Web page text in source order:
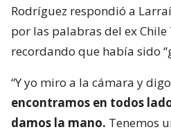
Rodríguez respondió a
por las palabras del ex
recordando que había sido
“Y yo miro a la cámara y
encontramos en todos
damos la mano. Tenemos